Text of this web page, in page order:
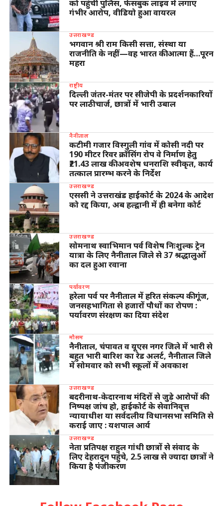
को पहुंची पुलिस, फेसबुक लाइव में लगाए
गंभीर आरोप, वीडियो हुआ वायरल
उत्तराखण्ड
भगवान श्री राम किसी सत्ता, संस्था या
राजनीति के नहीं—वह भारत की आत्मा हैं…पूरन
महरा
राष्ट्रीय
दिल्ली जंतर-मंतर पर सीजेपी के प्रदर्शनकारियों
पर लाठीचार्ज, छात्रों में भारी उबाल
नैनीताल
कटीमी गजार विस्गुली गांव में कोसी नदी पर
190 मीटर रिवर क्रॉसिंग रोप वे निर्माण हेतु
₹21.43 लाख की अवशेष धनराशि स्वीकृत, कार्य
तत्काल प्रारम्भ करने के निर्देश
उत्तराखण्ड
एससी ने उत्तराखंड हाईकोर्ट के 2024 के आदेश
को रद्द किया, अब हल्द्वानी में ही बनेगा कोर्ट
उत्तराखण्ड
सोमनाथ स्वाभिमान पर्व विशेष निःशुल्क ट्रेन
यात्रा के लिए नैनीताल जिले से 37 श्रद्धालुओं
का दल हुआ रवाना
पर्यावरण
हरेला पर्व पर नैनीताल में हरित संकल्प की गूंज,
जनसहभागिता से हजारों पौधों का रोपण :
पर्यावरण संरक्षण का दिया संदेश
मौसम
नैनीताल, चंपावत व यूएस नगर जिले में भारी से
बहुत भारी बारिश का रेड अलर्ट, नैनीताल जिले
में सोमवार को सभी स्कूलों में अवकाश
उत्तराखण्ड
बदरीनाथ-केदारनाथ मंदिरों से जुड़े आरोपों की
निष्पक्ष जांच हो, हाईकोर्ट के सेवानिवृत्त
न्यायाधीश या सर्वदलीय विधानसभा समिति से
कराई जाए : यशपाल आर्य
उत्तराखण्ड
नेता प्रतिपक्ष राहुल गांधी छात्रों से संवाद के
लिए देहरादून पहुंचे, 2.5 लाख से ज्यादा छात्रों ने
किया है पंजीकरण